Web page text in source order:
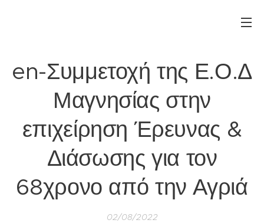
en-Συμμετοχή της Ε.Ο.Δ
Μαγνησίας στην
επιχείρηση Έρευνας &
Διάσωσης για τον
68χρονο από την Αγριά
02/08/2022